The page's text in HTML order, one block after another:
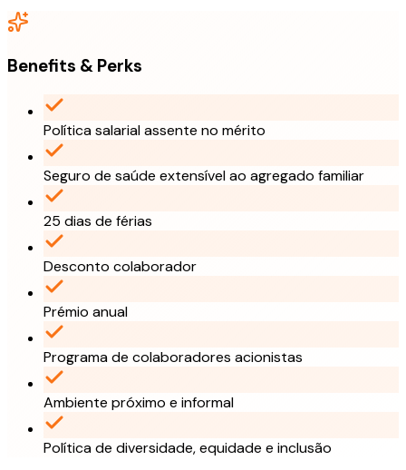
Benefits & Perks
Política salarial assente no mérito
Seguro de saúde extensível ao agregado familiar
25 dias de férias
Desconto colaborador
Prémio anual
Programa de colaboradores acionistas
Ambiente próximo e informal
Política de diversidade, equidade e inclusão